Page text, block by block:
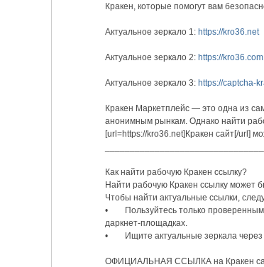
Кракен, которые помогут вам
Актуальное зеркало 1: https://kro36.net
Актуальное зеркало 2: https://kro36.com
Актуальное зеркало 3: https://captcha-
Кракен Маркетплейс — это одна из
анонимным рынкам. Однако найти
[url=https://kro36.net]Кракен сайт[/url]
Как найти рабочую Кракен ссылку?
Найти рабочую Кракен ссылку может
Чтобы найти актуальные ссылки,
• Пользуйтесь только
даркнет-площадках.
• Ищите актуальные зеркала через
ОФИЦИАЛЬНАЯ ССЫЛКА на Кракен